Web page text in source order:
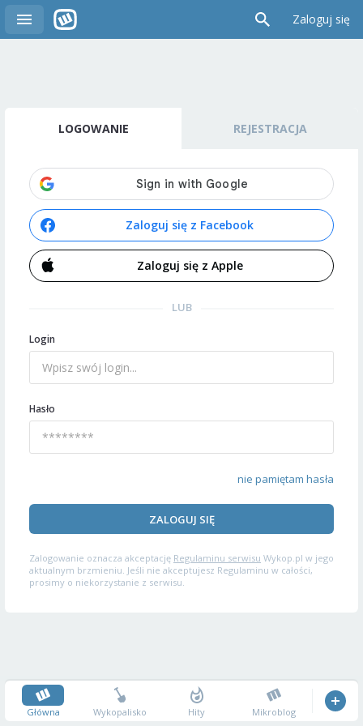
Zaloguj się
LOGOWANIE REJESTRACJA
Zaloguj się z Facebook
Zaloguj się z Apple
LUB
Login
Hasło
nie pamiętam hasła
ZALOGUJ SIĘ
Zalogowanie oznacza akceptację Regulaminu serwisu Wykop.pl w jego
aktualnym brzmieniu. Jeśli nie akceptujesz Regulaminu w całości,
prosimy o niekorzystanie z serwisu.
Główna Wykopalisko Hity Mikroblog